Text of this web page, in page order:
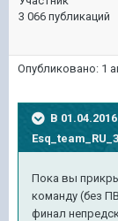
3 066 публикаций
Опубликовано: 1
В
Пока вы
команду (без
финал